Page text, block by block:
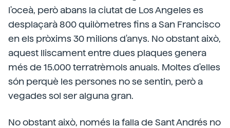
l'oceà, però abans la ciutat de Los Angeles es
desplaçarà 800 quilòmetres fins a San Francisco
en els pròxims 30 milions d'anys. No obstant això,
aquest lliscament entre dues plaques genera
més de 15.000 terratrèmols anuals. Moltes d'elles
són perquè les persones no se sentin, però a
vegades sol ser alguna gran.
No obstant això, només la falla de Sant Andrés no